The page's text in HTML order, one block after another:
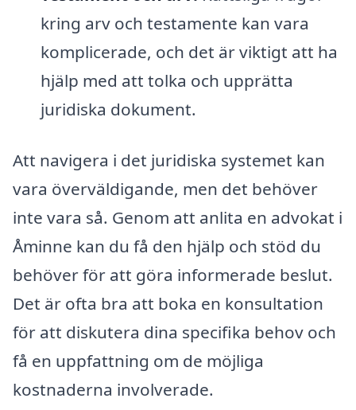
kring arv och testamente kan vara
komplicerade, och det är viktigt att ha
hjälp med att tolka och upprätta
juridiska dokument.
Att navigera i det juridiska systemet kan
vara överväldigande, men det behöver
inte vara så. Genom att anlita en advokat i
Åminne kan du få den hjälp och stöd du
behöver för att göra informerade beslut.
Det är ofta bra att boka en konsultation
för att diskutera dina specifika behov och
få en uppfattning om de möjliga
kostnaderna involverade.